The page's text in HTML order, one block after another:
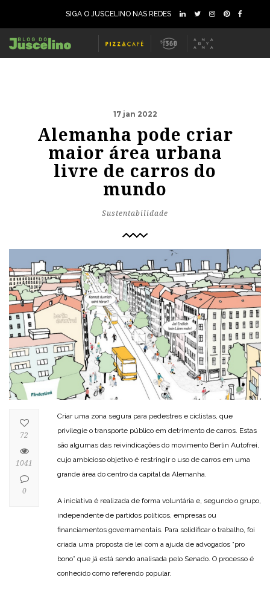
SIGA O JUSCELINO NAS REDES
17 jan 2022
Alemanha pode criar
maior área urbana
livre de carros do
mundo
Sustentabilidade
Criar uma zona segura para pedestres e ciclistas, que
privilegie o transporte público em detrimento de carros. Estas
são algumas das reivindicações do movimento Berlin Autofrei,
cujo ambicioso objetivo é restringir o uso de carros em uma
grande área do centro da capital da Alemanha.
A iniciativa é realizada de forma voluntária e, segundo o grupo,
independente de partidos políticos, empresas ou
financiamentos governamentais. Para solidificar o trabalho, foi
criada uma proposta de lei com a ajuda de advogados “pro
bono” que já está sendo analisada pelo Senado. O processo é
conhecido como referendo popular.
72
1041
0